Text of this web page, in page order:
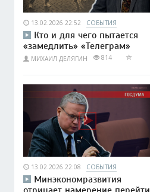
13.02.2026 22:52 СОБЫТИЯ
Кто и для чего пытается
«замедлить» «Телеграм»
МИХАИЛ ДЕЛЯГИН 814
13.02.2026 22:08 СОБЫТИЯ
Минэкономразвития